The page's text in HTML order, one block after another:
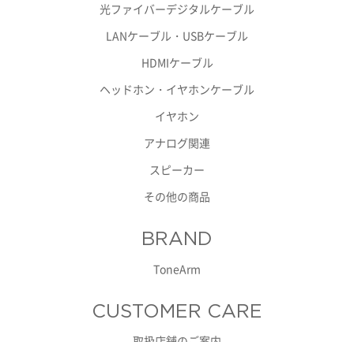
光ファイバーデジタルケーブル
LANケーブル・USBケーブル
HDMIケーブル
ヘッドホン・イヤホンケーブル
イヤホン
アナログ関連
スピーカー
その他の商品
BRAND
ToneArm
CUSTOMER CARE